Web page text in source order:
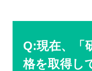
Q:現在、「
格を取得し